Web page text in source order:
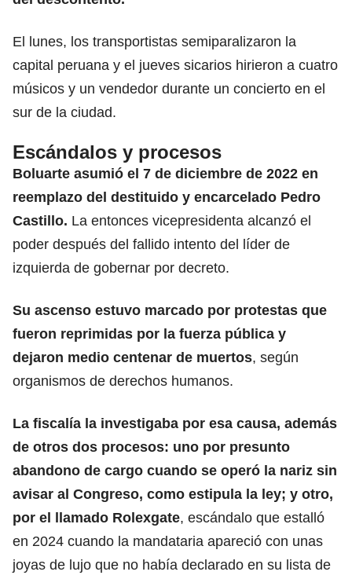
El lunes, los transportistas semiparalizaron la
capital peruana y el jueves sicarios hirieron a cuatro
músicos y un vendedor durante un concierto en el
sur de la ciudad.
Escándalos y procesos
Boluarte asumió el 7 de diciembre de 2022 en
reemplazo del destituido y encarcelado Pedro
Castillo. La entonces vicepresidenta alcanzó el
poder después del fallido intento del líder de
izquierda de gobernar por decreto.
Su ascenso estuvo marcado por protestas que
fueron reprimidas por la fuerza pública y
dejaron medio centenar de muertos, según
organismos de derechos humanos.
La fiscalía la investigaba por esa causa, además
de otros dos procesos: uno por presunto
abandono de cargo cuando se operó la nariz sin
avisar al Congreso, como estipula la ley; y otro,
por el llamado Rolexgate, escándalo que estalló
en 2024 cuando la mandataria apareció con unas
joyas de lujo que no había declarado en su lista de